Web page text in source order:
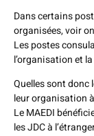
Dans certains
organisées, voir
Les postes
l’organisation et
Quelles sont donc
leur organisation
Le MAEDI
les JDC à